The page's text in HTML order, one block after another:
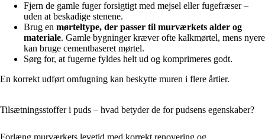
Fjern de gamle fuger forsigtigt med mejsel eller fugefræser –
uden at beskadige stenene.
Brug en mørteltype, der passer til murværkets alder og
materiale. Gamle bygninger kræver ofte kalkmørtel, mens nyere
kan bruge cementbaseret mørtel.
Sørg for, at fugerne fyldes helt ud og komprimeres godt.
En korrekt udført omfugning kan beskytte muren i flere årtier.
Tilsætningsstoffer i puds – hvad betyder de for pudsens egenskaber?